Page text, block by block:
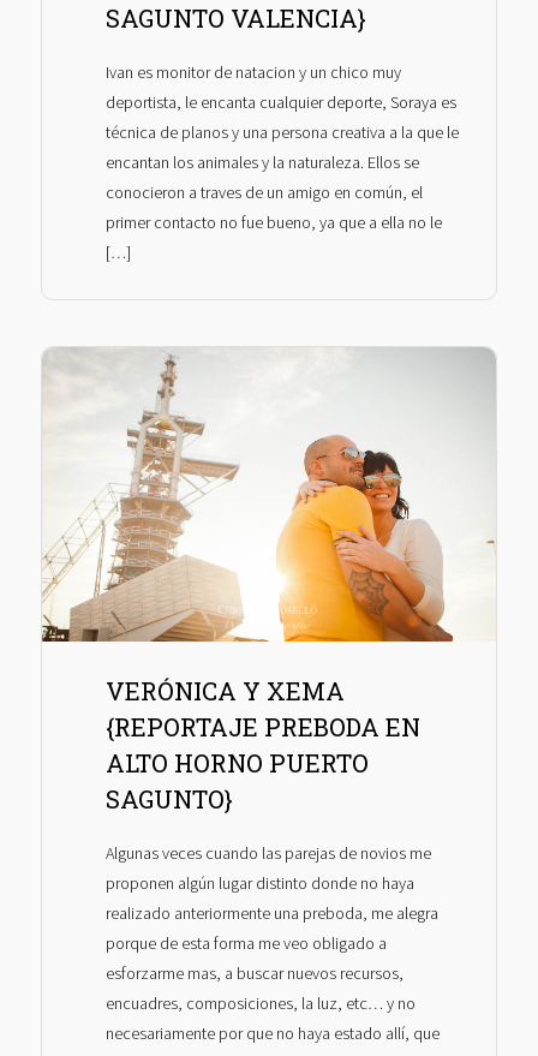
SAGUNTO VALENCIA}
Ivan es monitor de natacion y un chico muy
deportista, le encanta cualquier deporte, Soraya es
técnica de planos y una persona creativa a la que le
encantan los animales y la naturaleza. Ellos se
conocieron a traves de un amigo en común, el
primer contacto no fue bueno, ya que a ella no le
[…]
VERÓNICA Y XEMA
{REPORTAJE PREBODA EN
ALTO HORNO PUERTO
SAGUNTO}
Algunas veces cuando las parejas de novios me
proponen algún lugar distinto donde no haya
realizado anteriormente una preboda, me alegra
porque de esta forma me veo obligado a
esforzarme mas, a buscar nuevos recursos,
encuadres, composiciones, la luz, etc… y no
necesariamente por que no haya estado allí, que